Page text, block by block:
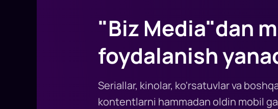
"Biz Media"dan
foydalanish
Seriallar, kinolar, ko'rsatuvlar va
kontentlarni hammadan oldin mobil